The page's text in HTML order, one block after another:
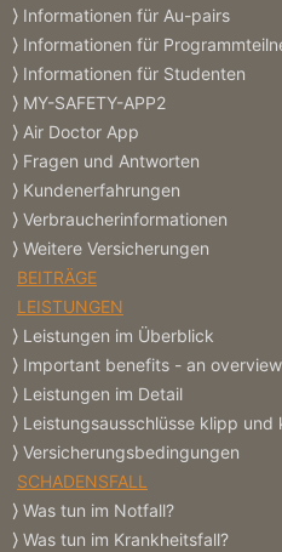
Informationen für Au-pairs
Informationen für
Informationen für Studenten
MY-SAFETY-APP2
Air Doctor App
Fragen und Antworten
Kundenerfahrungen
Verbraucherinformationen
Weitere Versicherungen
BEITRÄGE
LEISTUNGEN
Leistungen im Überblick
Important benefits - an overview
Leistungen im Detail
Leistungsausschlüsse klipp und
Versicherungs­bedingungen
SCHADENSFALL
Was tun im Notfall?
Was tun im Krankheitsfall?